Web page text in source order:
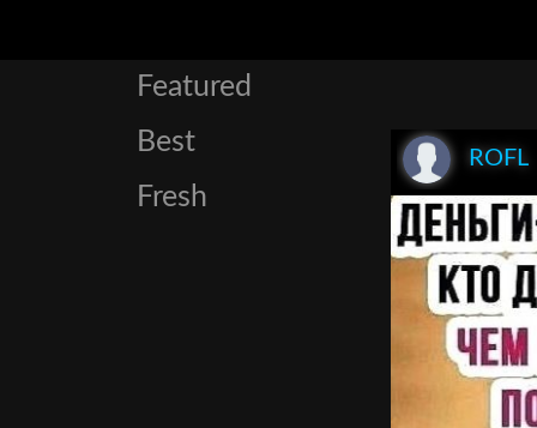
Featured
Best
Fresh
ROFL